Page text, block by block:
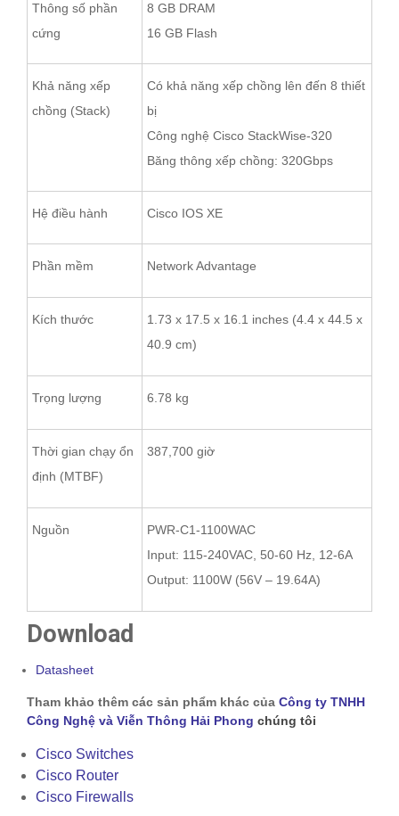
Thông số phần
cứng
8 GB DRAM
16 GB Flash
Khả năng xếp
chồng (Stack)
Có khả năng xếp chồng lên đến 8 thiết
bị
Công nghệ Cisco StackWise-320
Băng thông xếp chồng: 320Gbps
Hệ điều hành Cisco IOS XE
Phần mềm Network Advantage
Kích thước
1.73 x 17.5 x 16.1 inches (4.4 x 44.5 x
40.9 cm)
Trọng lượng 6.78 kg
Thời gian chạy ổn
định (MTBF)
387,700 giờ
Nguồn
PWR-C1-1100WAC
Input: 115-240VAC, 50-60 Hz, 12-6A
Output: 1100W (56V – 19.64A)
Download
Datasheet
Tham khảo thêm các sản phẩm khác của Công ty TNHH
Công Nghệ và Viễn Thông Hải Phong chúng tôi
Cisco Switches
Cisco Router
Cisco Firewalls